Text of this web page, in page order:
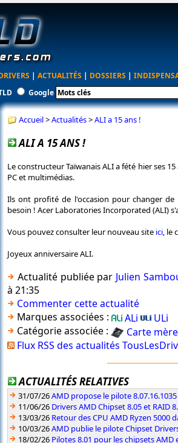
| ACTUALITÉS | DOSSIERS |
Google
Accueil>Actualités>ALI a 15 ans !
ALI A 15 ANS !
Le constructeur Taïwanais ALI a fété hier ses
PC et multimédias.
Ils ont profité de l'occasion pour changer
besoin ! Acer Laboratories Incorporated (ALI)
Vous pouvez consulter leur nouveau site ici ,
Joyeux anniversaire ALI.
Actualité publiée par Julien
à 21:35
Commenter cette actualité
Marques associées :
ALi
ULi
Catégorie associée :
Carte mère
Flux RSS des actualités
ACTUALITÉS RELATIVES
31/07/26AMD propose le pilote
11/06/26 Drivers AMD Chipset 8.05 et RAID
13/03/26 Retour des CPU AMD Ryzen 5000
10/03/26AMD publie le pilote Chipset
18/02/26 Pilotes 8.01 pour les chipsets AMD